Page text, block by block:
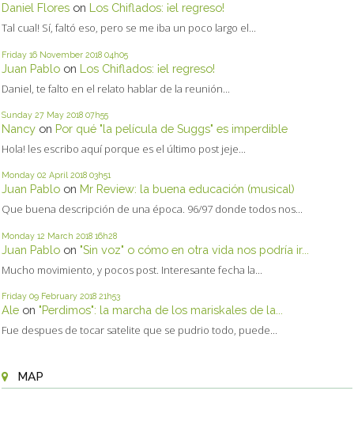
Daniel Flores on Los Chiflados: ¡el regreso!
Tal cual! Sí, faltó eso, pero se me iba un poco largo el...
Friday 16 November 2018 04h05
Juan Pablo on Los Chiflados: ¡el regreso!
Daniel, te falto en el relato hablar de la reunión...
Sunday 27 May 2018 07h55
Nancy on Por qué "la película de Suggs" es imperdible
Hola! les escribo aquí porque es el último post jeje...
Monday 02 April 2018 03h51
Juan Pablo on Mr Review: la buena educación (musical)
Que buena descripción de una época. 96/97 donde todos nos...
Monday 12 March 2018 16h28
Juan Pablo on "Sin voz" o cómo en otra vida nos podría ir...
Mucho movimiento, y pocos post. Interesante fecha la...
Friday 09 February 2018 21h53
Ale on "Perdimos": la marcha de los mariskales de la...
Fue despues de tocar satelite que se pudrio todo, puede...
MAP